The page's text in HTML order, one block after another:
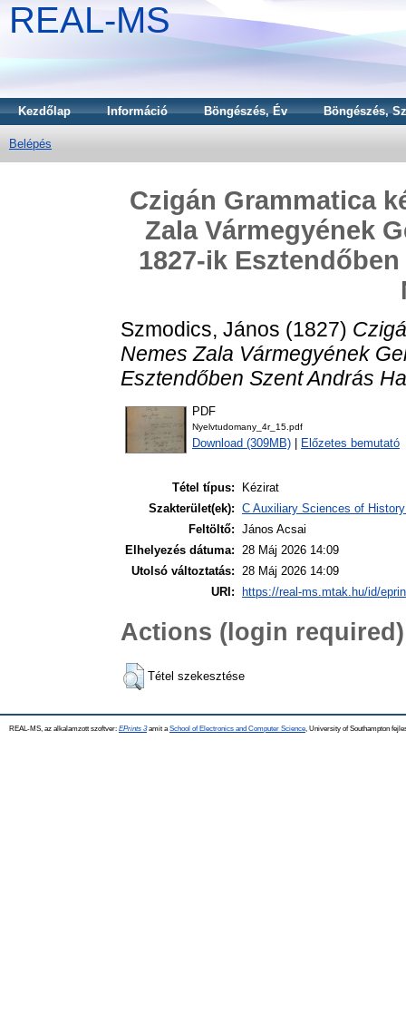
REAL-MS
Kezdőlap Információ Böngészés, Év Böngészés,
Belépés
Czigán Grammatica
Zala Vármegyének
1827-ik
Szmodics, János (1827)
Nemes Zala Vármegyének
Esztendőben Szent András
PDF
Nyelvtudomany_4r_15.pdf
Download (309MB) Előzetes bemutató
Tétel típus:
Kézirat
Szakterület(ek): C Auxiliary Sciences of
Feltöltő: János Acsai
Elhelyezés dátuma: 28 Máj 2026 14:09
Utolsó változtatás: 28 Máj 2026 14:09
URI:
https://real-ms.mtak.hu/id/
Actions (login required)
Tétel szekesztése
REAL-MS, az alkalamzott szoftver: EPrints 3amit a School of Electronics and Computer Science , University of Southampton